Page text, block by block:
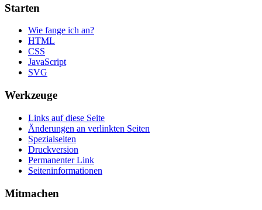
Starten
Wie fange ich an?
HTML
CSS
JavaScript
SVG
Werkzeuge
Links auf diese Seite
Änderungen an verlinkten Seiten
Spezialseiten
Druckversion
Permanenter Link
Seiten­informationen
Mitmachen